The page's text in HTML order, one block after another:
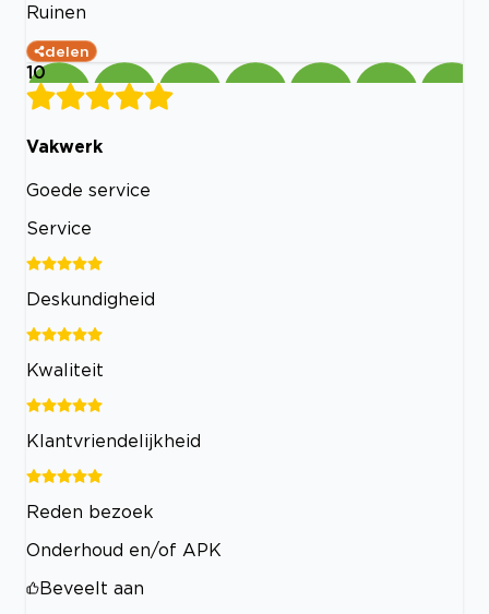
Ruinen
delen
10
Vakwerk
Goede service
Service
Deskundigheid
Kwaliteit
Klantvriendelijkheid
Reden bezoek
Onderhoud en/of APK
Beveelt aan